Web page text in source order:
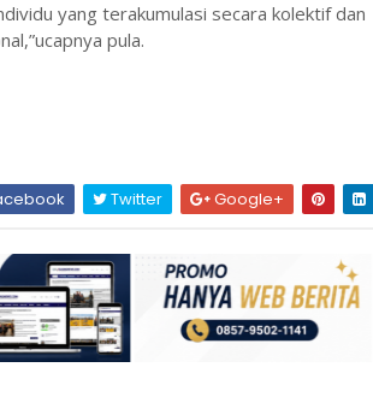
yang terakumulasi secara kolektif dan
pula.
Twitter Google+